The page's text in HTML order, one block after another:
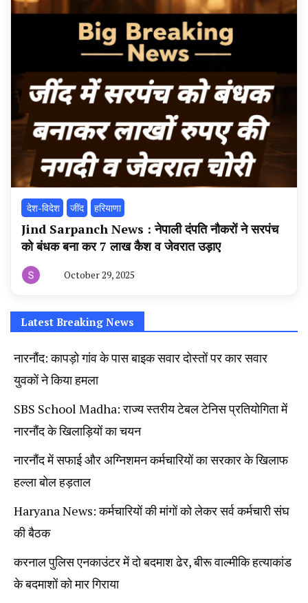
‌ देश-विदेश ‌जींद हरियाणा
Jind Sarpanch News : नेपाली दंपति नौकरों ने सरपंच
को बंधक बना कर 7 लाख कैश व जेवरात उड़ाए
टूडे
October 29, 2025
Latest Breaking News
नारनौंद: कापड़ो गांव के पास बाइक सवार दोस्तों पर कार सवार
युवकों ने किया हमला
SBS School Madha: राज्य स्तरीय टेबल टेनिस प्रतियोगिता में
नारनौंद के खिलाड़ियों का चयन
नारनौंद में सफाई और अग्निशमन कर्मचारियों का सरकार के खिलाफ
हल्ला बोल हड़ताल
Haryana News: कर्मचारियों की मांगों को लेकर सर्व कर्मचारी संघ
की बैठक
करनाल पुलिस एनकाउंटर में दो बदमाश ढेर, बीरू वाल्मीकि हत्याकांड
के बदमाशों को मार गिराया